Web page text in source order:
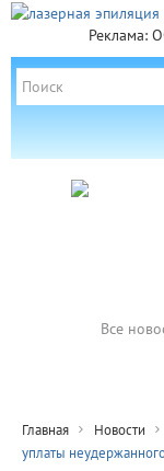
Реклама:
Все
Главная Новости
уплаты